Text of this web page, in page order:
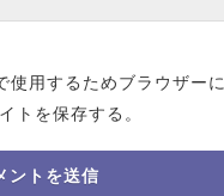
使用するためブラウザー
トを保存する。